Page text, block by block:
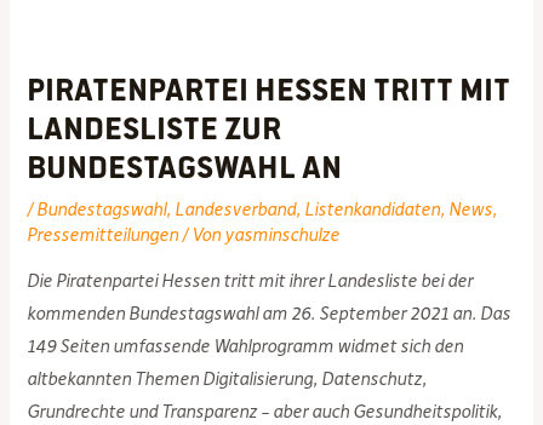
Piratenpartei Hessen tritt mit
Landesliste zur
Bundestagswahl an
/Bundestagswahl, Landesverband, Listenkandidaten, News,
Pressemitteilungen / Von yasminschulze
Die Piratenpartei Hessen tritt mit ihrer Landesliste bei der
kommenden Bundestagswahl am 26. September 2021 an. Das
149 Seiten umfassende Wahlprogramm widmet sich den
altbekannten Themen Digitalisierung, Datenschutz,
Grundrechte und Transparenz – aber auch Gesundheitspolitik,